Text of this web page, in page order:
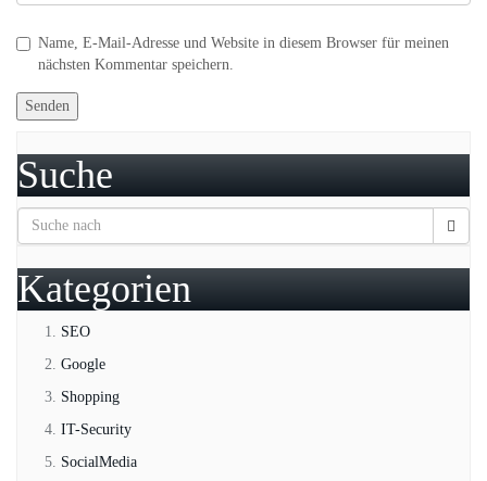
Name, E-Mail-Adresse und Website in diesem Browser für meinen
nächsten Kommentar speichern.
Suche
Kategorien
SEO
Google
Shopping
IT-Security
SocialMedia